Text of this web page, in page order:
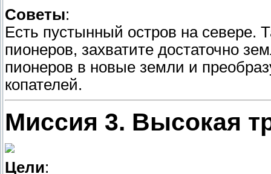
Советы:
Есть пустынный остров на севере.
пионеров, захватите достаточно
пионеров в новые земли и
копателей.
Миссия 3. Высокая
Цели: